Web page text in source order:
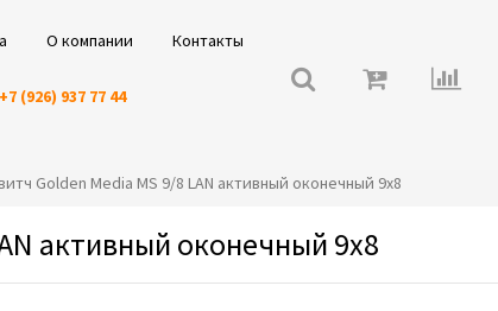
О компании Контакты
+7 (926) 937 77 44
Golden Media MS 9/8 LAN активный оконечный 9x8
активный оконечный 9x8